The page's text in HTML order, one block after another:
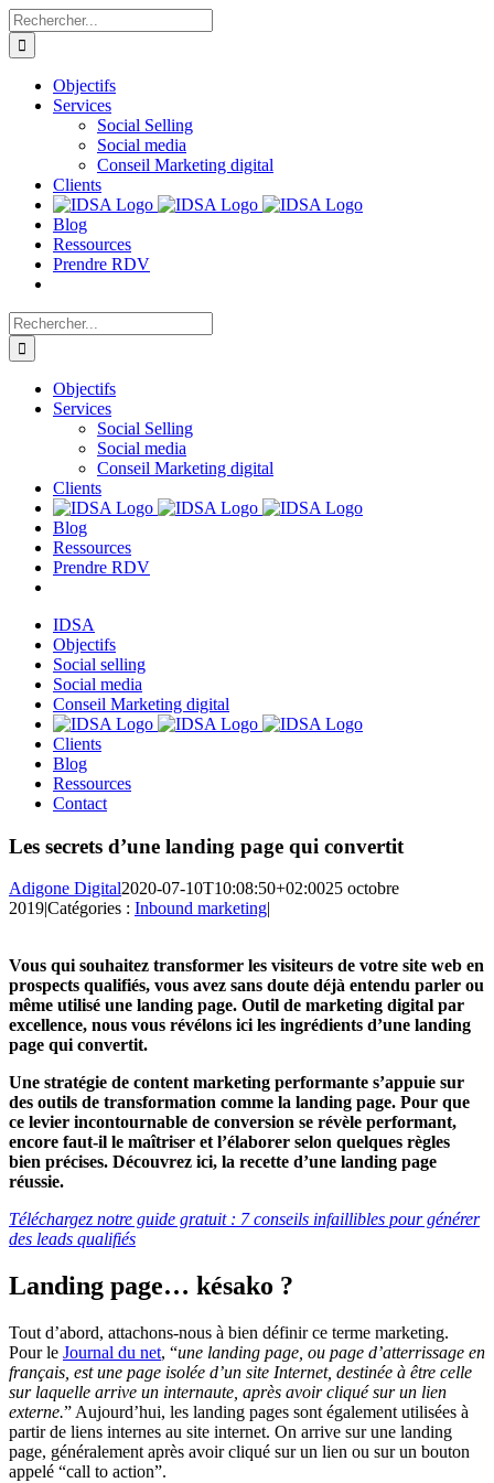
Passer
au
contenu
Rechercher:
Objectifs
Services
Social Selling
Social media
Conseil Marketing digital
Clients
Blog
Ressources
Prendre RDV
Rechercher:
Objectifs
Services
Social Selling
Social media
Conseil Marketing digital
Clients
Blog
Ressources
Prendre RDV
IDSA
Objectifs
Social selling
Social media
Conseil Marketing digital
Clients
Blog
Ressources
Contact
Les secrets d’une landing page qui convertit
Adigone Digital2020-07-10T10:08:50+02:0025 octobre
2019|Catégories : Inbound marketing|
Vous qui souhaitez transformer les visiteurs de votre site web en
prospects qualifiés, vous avez sans doute déjà entendu parler ou
même utilisé une landing page. Outil de marketing digital par
excellence, nous vous révélons ici les ingrédients d’une landing
page qui convertit.
Une stratégie de content marketing performante s’appuie sur
des outils de transformation comme la landing page. Pour que
ce levier incontournable de conversion se révèle performant,
encore faut-il le maîtriser et l’élaborer selon quelques règles
bien précises. Découvrez ici, la recette d’une landing page
réussie.
Téléchargez notre guide gratuit : 7 conseils infaillibles pour générer
des leads qualifiés
Landing page… késako ?
Tout d’abord, attachons-nous à bien définir ce terme marketing.
Pour le Journal du net, “une landing page, ou page d’atterrissage en
français, est une page isolée d’un site Internet, destinée à être celle
sur laquelle arrive un internaute, après avoir cliqué sur un lien
externe.” Aujourd’hui, les landing pages sont également utilisées à
partir de liens internes au site internet. On arrive sur une landing
page, généralement après avoir cliqué sur un lien ou sur un bouton
appelé “call to action”.